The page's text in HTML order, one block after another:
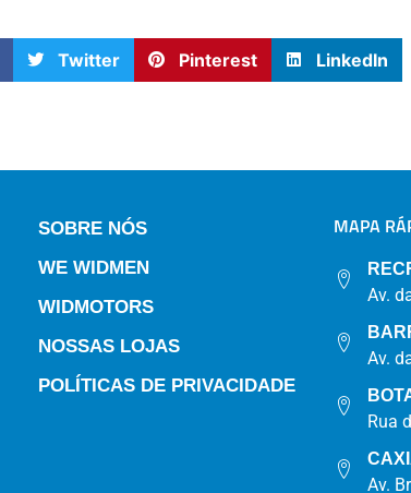
Twitter Pinterest LinkedIn
SOBRE NÓS
WE WIDMEN
WIDMOTORS
NOSSAS LOJAS
POLÍTICAS DE PRIVACIDADE
MAPA
Av.
Av.
Rua
Av.